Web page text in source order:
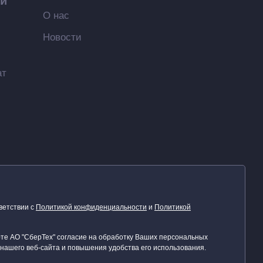
О нас
Новости
с Политикой конфиденциальности и Политикой
АО "СберТех" согласие на обработку Ваших персональных
веб-сайта и повышения удобства его использования.